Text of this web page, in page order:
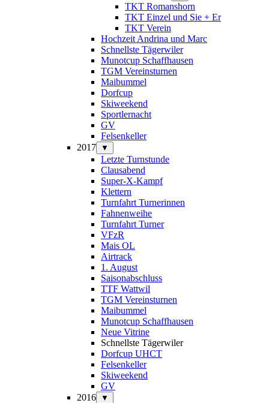
TKT Romanshorn
TKT Einzel und Sie + Er
TKT Verein
Hochzeit Andrina und Marc
Schnellste Tägerwiler
Munotcup Schaffhausen
TGM Vereinsturnen
Maibummel
Dorfcup
Skiweekend
Sportlernacht
GV
Felsenkeller
2017
▼
Letzte Turnstunde
Clausabend
Super-X-Kampf
Klettern
Turnfahrt Turnerinnen
Fahnenweihe
Turnfahrt Turner
VFzR
Mais OL
Airtrack
1. August
Saisonabschluss
TTF Wattwil
TGM Vereinsturnen
Maibummel
Munotcup Schaffhausen
Neue Vitrine
Schnellste Tägerwiler
Dorfcup UHCT
Felsenkeller
Skiweekend
GV
2016
▼